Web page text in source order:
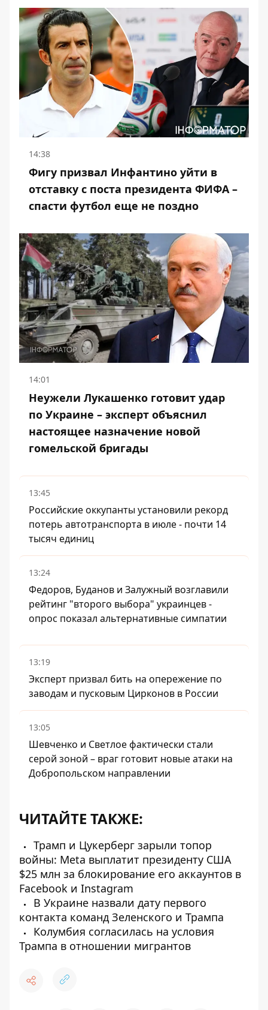
14:38
Фигу призвал Инфантино уйти в
отставку с поста президента ФИФА –
спасти футбол еще не поздно
14:01
Неужели Лукашенко готовит удар
по Украине – эксперт объяснил
настоящее назначение новой
гомельской бригады
13:45
Российские оккупанты установили рекорд
потерь автотранспорта в июле - почти 14
тысяч единиц
13:24
Федоров, Буданов и Залужный возглавили
рейтинг "второго выбора" украинцев -
опрос показал альтернативные симпатии
13:19
Эксперт призвал бить на опережение по
заводам и пусковым Цирконов в России
13:05
Шевченко и Светлое фактически стали
серой зоной – враг готовит новые атаки на
Добропольском направлении
ЧИТАЙТЕ ТАКЖЕ:
Трамп и Цукерберг зарыли топор
войны: Meta выплатит президенту США
$25 млн за блокирование его аккаунтов в
Facebook и Instagram
В Украине назвали дату первого
контакта команд Зеленского и Трампа
Колумбия согласилась на условия
Трампа в отношении мигрантов